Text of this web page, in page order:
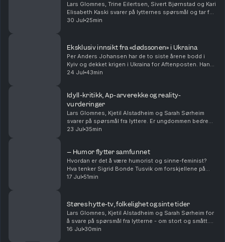
Lars Glomnes, Trine Eilertsen, Sivert Bjørnstad og Kari
Elisabeth Kaski svarer på lytternes spørsmål og tar for
seg blant annet sine beste sommertips, hvilke saker
30 Jul 25min
Eksklusiv innsikt fra «dødssonen» i Ukraina
Per Anders Johansen har de to siste årene bodd i
Kyiv og dekket krigen i Ukraina for Aftenposten. Han
har vært ved fronten og møtt mennesker som har gått
24 Jul 43min
Idyll-kritikk, Ap-arverekke og reality-
vurderinger
Lars Glomnes, Kjetil Alstadheim og Sarah Sørheim
svarer på spørsmål fra lyttere. Er ungdommen bedre
eller verre enn tidligere? Hvem og hvordan tar noen
23 Jul 35min
– Humor flytter samfunnet
Hvordan er det å være humorist og sinne-feminist?
Hva tenker Sigrid Bonde Tusvik om forskjellene på
kvinner og menn som komikere? Er det egentlig lov til
17 Jul 51min
Støres hytte-tv, folkelighet og sinte tider
Lars Glomnes, Kjetil Alstadheim og Sarah Sørheim for
å svare på spørsmål fra lytterne - om stort og smått.
Hvor stor skal en hytte-tv være? Er det mulig å være
16 Jul 30min